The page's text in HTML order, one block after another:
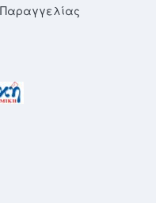
Παραγγελίας